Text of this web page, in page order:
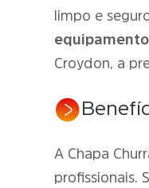
limpo e
equipamento
Croydon, a
A Chapa
profissionais.